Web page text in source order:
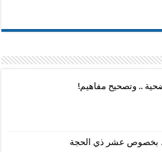
.. وتصحيح مفاهيم!
بخصوص عشر ذي الحجة